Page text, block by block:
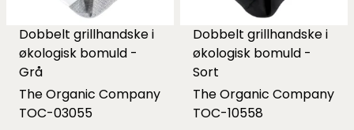
Dobbelt grillhandske i
økologisk bomuld -
Grå
The Organic Company
TOC-03055
Dobbelt grillhandske i
økologisk bomuld -
Sort
The Organic Company
TOC-10558